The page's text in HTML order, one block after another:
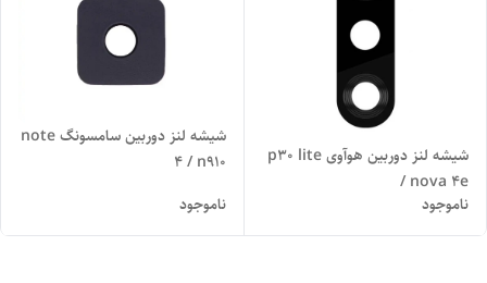
شیشه لنز دوربین هوآوی p30 lite
/ nova 4e
ناموجود
شیشه لنز دوربین سامسونگ note
4 / n910
ناموجود